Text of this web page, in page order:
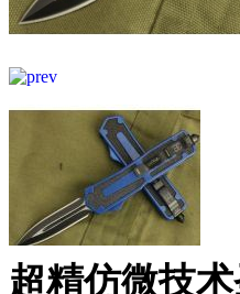
超精仿微技